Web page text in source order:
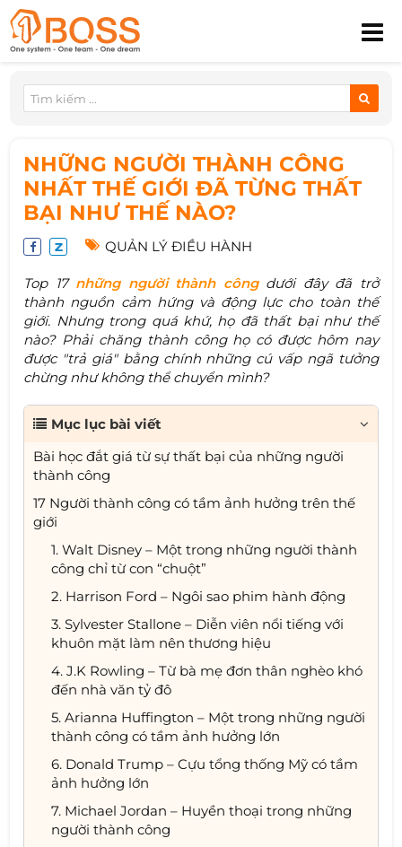
NHỮNG NGƯỜI THÀNH CÔNG
NHẤT THẾ GIỚI ĐÃ TỪNG THẤT
BẠI NHƯ THẾ NÀO?
QUẢN LÝ ĐIỀU HÀNH
Top 17 những người thành côngdưới đây đã trở
thành nguồn cảm hứng và động lực cho toàn thế
giới. Nhưng trong quá khứ, họ đã thất bại như thế
nào? Phải chăng thành công họ có được hôm nay
được "trả giá" bằng chính những cú vấp ngã tưởng
chừng như không thể chuyển mình?
Mục lục bài viết
Bài học đắt giá từ sự thất bại của những người
thành công
17 Người thành công có tầm ảnh hưởng trên thế
giới
1. Walt Disney – Một trong những người thành
công chỉ từ con “chuột”
2. Harrison Ford – Ngôi sao phim hành động
3. Sylvester Stallone – Diễn viên nổi tiếng với
khuôn mặt làm nên thương hiệu
4. J.K Rowling – Từ bà mẹ đơn thân nghèo khó
đến nhà văn tỷ đô
5. Arianna Huffington – Một trong những người
thành công có tầm ảnh hưởng lớn
6. Donald Trump – Cựu tổng thống Mỹ có tầm
ảnh hưởng lớn
7. Michael Jordan – Huyền thoại trong những
người thành công